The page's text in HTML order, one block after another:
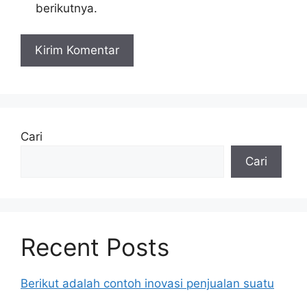
berikutnya.
Cari
Cari
Recent Posts
Berikut adalah contoh inovasi penjualan suatu